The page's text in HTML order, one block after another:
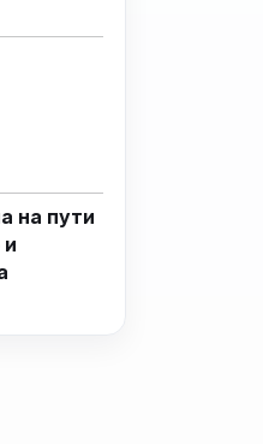
на пути